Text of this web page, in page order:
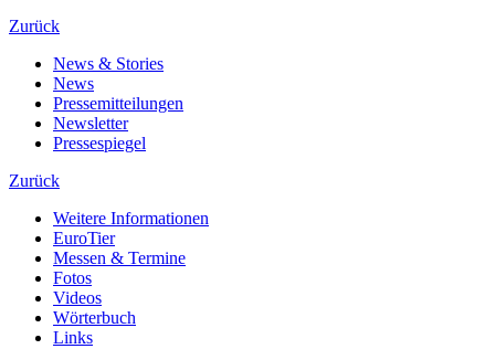
Zurück
News & Stories
News
Pressemitteilungen
Newsletter
Pressespiegel
Zurück
Weitere Informationen
EuroTier
Messen & Termine
Fotos
Videos
Wörterbuch
Links